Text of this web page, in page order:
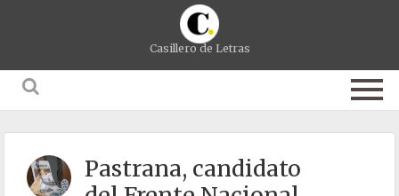
Casillero de Letras
Pastrana, candidato